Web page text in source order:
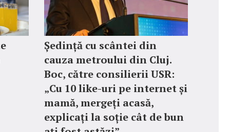
Ședință cu scântei din
cauza metroului din Cluj.
Boc, către consilierii USR:
„Cu 10 like-uri pe internet și
mamă, mergeți acasă,
explicați la soție cât de bun